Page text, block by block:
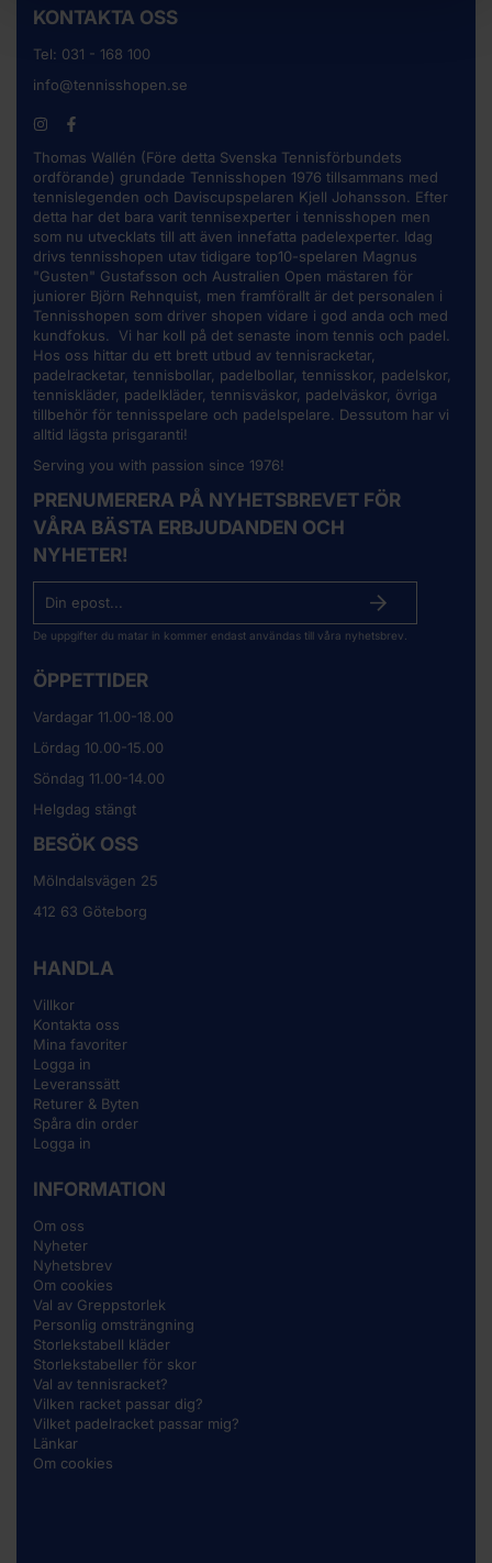
KONTAKTA OSS
Tel: 031 - 168 100
info@tennisshopen.se
Thomas Wallén (Före detta Svenska Tennisförbundets
ordförande) grundade Tennisshopen 1976 tillsammans med
tennislegenden och Daviscupspelaren Kjell Johansson. Efter
detta har det bara varit tennisexperter i tennisshopen men
som nu utvecklats till att även innefatta padelexperter. Idag
drivs tennisshopen utav tidigare top10-spelaren Magnus
"Gusten" Gustafsson och Australien Open mästaren för
juniorer Björn Rehnquist, men framförallt är det personalen i
Tennisshopen som driver shopen vidare i god anda och med
kundfokus. Vi har koll på det senaste inom tennis och padel.
Hos oss hittar du ett brett utbud av tennisracketar,
padelracketar, tennisbollar, padelbollar, tennisskor, padelskor,
tenniskläder, padelkläder, tennisväskor, padelväskor, övriga
tillbehör för tennisspelare och padelspelare. Dessutom har vi
alltid lägsta prisgaranti!
Serving you with passion since 1976!
PRENUMERERA PÅ NYHETSBREVET FÖR
VÅRA BÄSTA ERBJUDANDEN OCH
NYHETER!
De uppgifter du matar in kommer endast användas till våra nyhetsbrev.
ÖPPETTIDER
Vardagar 11.00-18.00
Lördag 10.00-15.00
Söndag 11.00-14.00
Helgdag stängt
BESÖK OSS
Mölndalsvägen 25
412 63 Göteborg
HANDLA
Villkor
Kontakta oss
Mina favoriter
Logga in
Leveranssätt
Returer & Byten
Spåra din order
Logga in
INFORMATION
Om oss
Nyheter
Nyhetsbrev
Om cookies
Val av Greppstorlek
Personlig omsträngning
Storlekstabell kläder
Storlekstabeller för skor
Val av tennisracket?
Vilken racket passar dig?
Vilket padelracket passar mig?
Länkar
Om cookies